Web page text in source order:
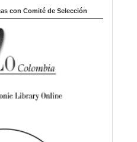
con Comité de Selección